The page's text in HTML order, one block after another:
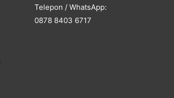
Telepon / WhatsApp:
0878 8403 6717